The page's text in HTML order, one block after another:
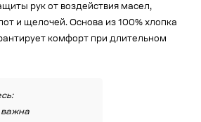
рук от воздействия масел,
и щелочей. Основа из 100% хлопка
комфорт при длительном
важна